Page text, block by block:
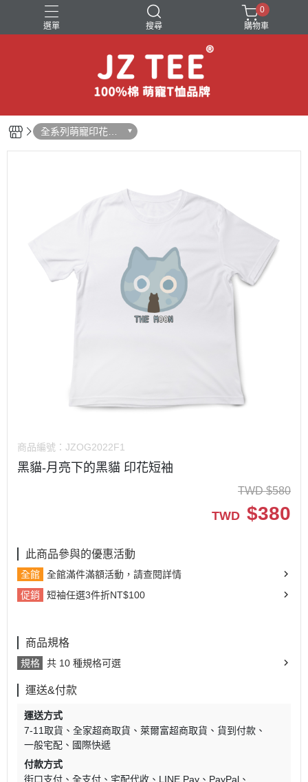
選單 搜尋
狗狗圖案短袖T恤
萌寵互動短袖T恤
0
購物車
全系列萌寵印花短
袖
商品編號： JZOG2022F1
黑貓-月亮下的黑貓 印花短袖
TWD $580
TWD $380
此商品參與的優惠活動
全館
全館滿件滿額活動，請查閱詳情
促銷
短袖任選3件折NT$100
商品規格
規格 共 10 種規格可選
運送&付款
運送方式
7-11取貨
全家超商取貨 萊爾富超商取貨
貨到付款
一般宅配
國際快遞
付款方式
街口支付
全支付 宅配代收 LINE Pay
PayPal